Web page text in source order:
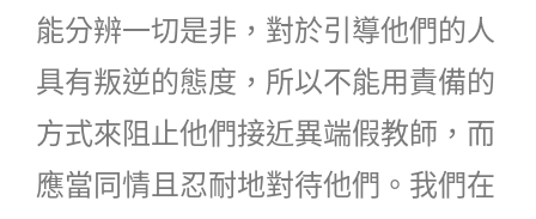
能分辨一切是非，對於引導他們的人
具有叛逆的態度，所以不能用責備的
方式來阻止他們接近異端假教師，而
應當同情且忍耐地對待他們。我們在